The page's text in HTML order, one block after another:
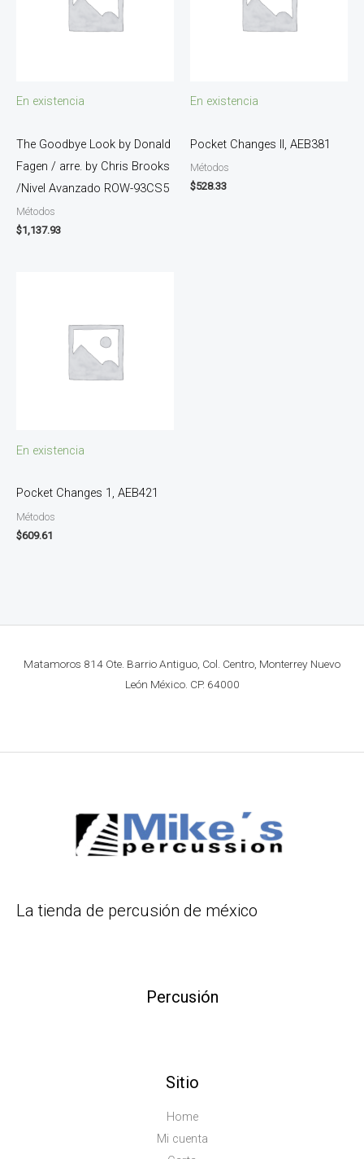
En existencia
The Goodbye Look by Donald
Fagen / arre. by Chris Brooks
/Nivel Avanzado ROW-93CS5
Métodos
$1,137.93
En existencia
Pocket Changes II, AEB381
Métodos
$528.33
En existencia
Pocket Changes 1, AEB421
Métodos
$609.61
Matamoros 814 Ote. Barrio Antiguo, Col. Centro, Monterrey Nuevo
León México. CP. 64000
La tienda de percusión de méxico
Percusión
Sitio
Home
Mi cuenta